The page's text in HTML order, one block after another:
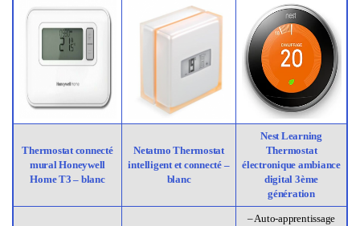
Thermostat connecté
mural Honeywell
Home T3 – blanc
Netatmo Thermostat
intelligent et connecté –
blanc
Nest Learning
Thermostat
électronique ambiance
digital 3ème
génération
– Auto-apprentissage